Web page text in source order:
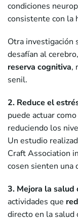
condiciones
consistente con la
Otra investigación
desafían al
reserva cognitiva,
senil.
2. Reduce el
puede actuar
reduciendo los
Un estudio
Craft Association
cosen sienten una
3. Mejora la salud
actividades que
directo en la salud